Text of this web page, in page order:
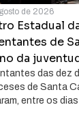
de 2026
Estadual
de
da
das dez
de Santa
entre os